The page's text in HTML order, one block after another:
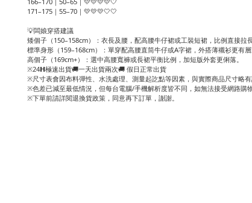
171–175｜55–70｜💛💛💛🤍🤍
💡闆娘穿搭建議
矮個子（150–158cm）：衣長及腰，配高腰牛仔裙或工裝短裙，比例直接拉長
標準身形（159–168cm）：單穿配高腰直筒牛仔或A字裙，外搭薄襯衫更有層
高個子（169cm+）：選中高腰寬褲或長裙平衡比例，加短版外套更俐落。
※24𝗛極速出貨🚚一天出貨兩次🚚 假日正常出貨
※尺寸表會因布料彈性、水洗處理、測量起訖點等因素，與實際商品尺寸略
※色差已減至最低情況，但每台電腦/手機解析度皆不同，如無法接受網路購
※下單前請詳閱退換貨政策，同意再下訂單，謝謝。